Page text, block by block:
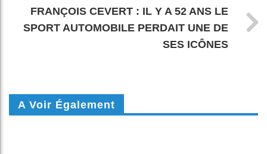
FRANÇOIS CEVERT : IL Y A 52 ANS LE
SPORT AUTOMOBILE PERDAIT UNE DE
SES ICÔNES
A Voir Également